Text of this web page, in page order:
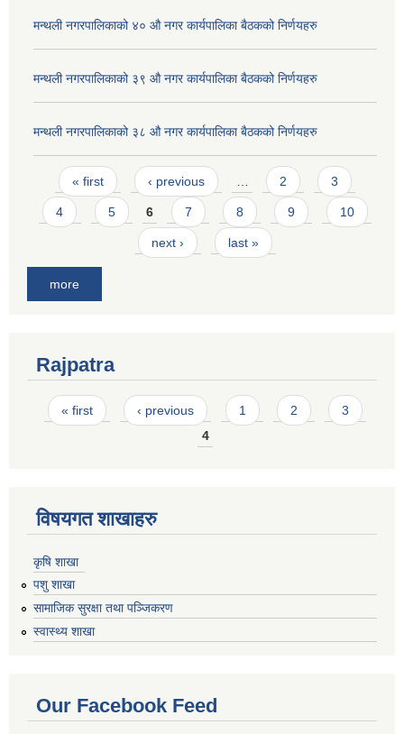
मन्थली नगरपालिकाको ४० औ नगर कार्यपालिका बैठकको निर्णयहरु
मन्थली नगरपालिकाको ३९ औ नगर कार्यपालिका बैठकको निर्णयहरु
मन्थली नगरपालिकाको ३८ औ नगर कार्यपालिका बैठकको निर्णयहरु
Pages
« first ‹ previous 2 3
4 5 6 7 8 9 10
next › last »
more
Rajpatra
Pages
« first ‹ previous 1 2
3
4
विषयगत शाखाहरु
कृषि शाखा
पशु शाखा
सामाजिक सुरक्षा तथा पञ्जिकरण
स्वास्थ्य शाखा
Our Facebook Feed